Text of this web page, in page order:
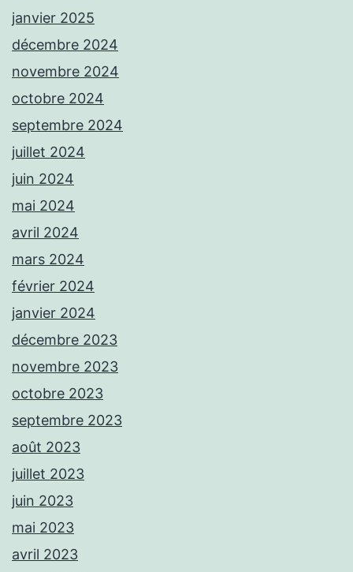
janvier 2025
décembre 2024
novembre 2024
octobre 2024
septembre 2024
juillet 2024
juin 2024
mai 2024
avril 2024
mars 2024
février 2024
janvier 2024
décembre 2023
novembre 2023
octobre 2023
septembre 2023
août 2023
juillet 2023
juin 2023
mai 2023
avril 2023